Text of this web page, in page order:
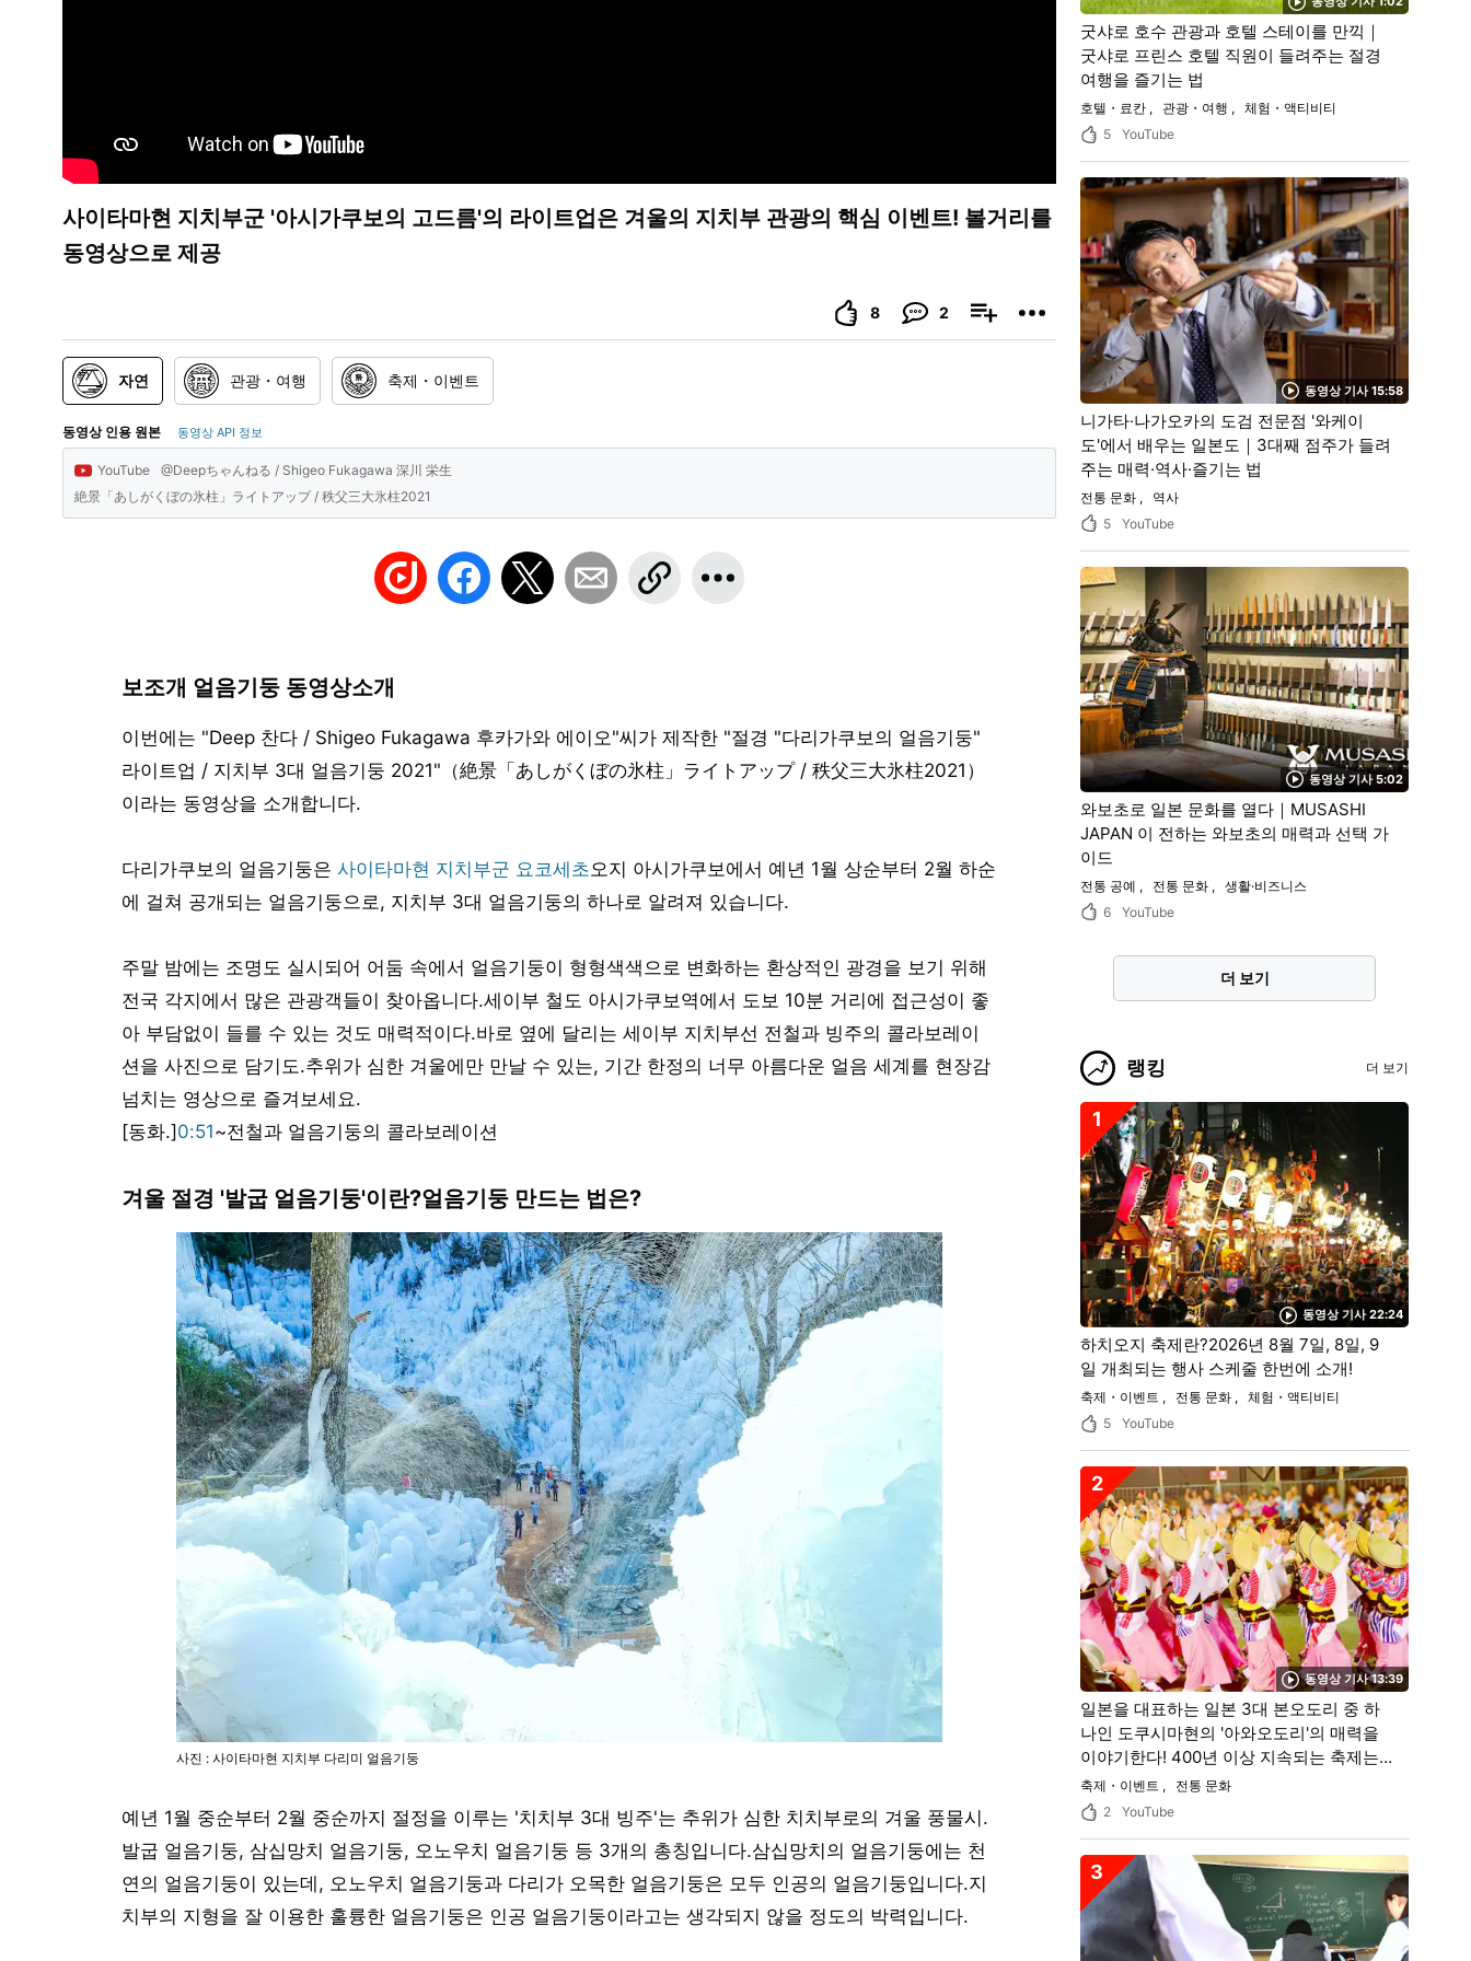
사이타마현 지치부군 '아시가쿠보의 고드름'의 라이트업은 겨울의 지치부 관광의 핵심 이벤트! 볼거리를
동영상으로 제공
8 2
자연 관광・여행 축제・이벤트
동영상 인용 원본 동영상 API 정보
YouTube
@Deepちゃんねる / Shigeo Fukagawa 深川 栄生
絶景「あしがくぼの氷柱」ライトアップ / 秩父三大氷柱2021
보조개 얼음기둥 동영상소개
이번에는 "Deep 찬다 / Shigeo Fukagawa 후카가와 에이오"씨가 제작한 "절경 "다리가쿠보의 얼음기둥"
라이트업 / 지치부 3대 얼음기둥 2021"（絶景「あしがくぼの氷柱」ライトアップ / 秩父三大氷柱2021）
이라는 동영상을 소개합니다.
다리가쿠보의 얼음기둥은 사이타마현 지치부군 요코세초오지 아시가쿠보에서 예년 1월 상순부터 2월 하순
에 걸쳐 공개되는 얼음기둥으로, 지치부 3대 얼음기둥의 하나로 알려져 있습니다.
주말 밤에는 조명도 실시되어 어둠 속에서 얼음기둥이 형형색색으로 변화하는 환상적인 광경을 보기 위해
전국 각지에서 많은 관광객들이 찾아옵니다.세이부 철도 아시가쿠보역에서 도보 10분 거리에 접근성이 좋
아 부담없이 들를 수 있는 것도 매력적이다.바로 옆에 달리는 세이부 지치부선 전철과 빙주의 콜라보레이
션을 사진으로 담기도.추위가 심한 겨울에만 만날 수 있는, 기간 한정의 너무 아름다운 얼음 세계를 현장감
넘치는 영상으로 즐겨보세요.
[동화.] 0:51~전철과 얼음기둥의 콜라보레이션
겨울 절경 '발굽 얼음기둥'이란?얼음기둥 만드는 법은?
사진 : 사이타마현 지치부 다리미 얼음기둥
예년 1월 중순부터 2월 중순까지 절정을 이루는 '치치부 3대 빙주'는 추위가 심한 치치부로의 겨울 풍물시.
발굽 얼음기둥, 삼십망치 얼음기둥, 오노우치 얼음기둥 등 3개의 총칭입니다.삼십망치의 얼음기둥에는 천
연의 얼음기둥이 있는데, 오노우치 얼음기둥과 다리가 오목한 얼음기둥은 모두 인공의 얼음기둥입니다.지
치부의 지형을 잘 이용한 훌륭한 얼음기둥은 인공 얼음기둥이라고는 생각되지 않을 정도의 박력입니다.
굿샤로 호수 관광과 호텔 스테이를 만끽｜
굿샤로 프린스 호텔 직원이 들려주는 절경
여행을 즐기는 법
호텔・료칸 관광・여행
체험・액티비티
5
YouTube
동영상 기사 15:58
니가타·나가오카의 도검 전문점 '와케이
도'에서 배우는 일본도｜3대째 점주가 들려
주는 매력·역사·즐기는 법
전통 문화
역사
5
YouTube
동영상 기사 5:02
와보초로 일본 문화를 열다｜MUSASHI
JAPAN 이 전하는 와보초의 매력과 선택 가
이드
전통 공예 전통 문화
생활·비즈니스
6
YouTube
더 보기
랭킹 더 보기
동영상 기사 22:24
1
하치오지 축제란?2026년 8월 7일, 8일, 9
일 개최되는 행사 스케줄 한번에 소개!
축제・이벤트 전통 문화
체험・액티비티
5
YouTube
동영상 기사 13:39
2
일본을 대표하는 일본 3대 본오도리 중 하
나인 도쿠시마현의 '아와오도리'의 매력을
이야기한다! 400년 이상 지속되는 축제는
무려 무희 10만 명, 방문객 100만 명의 일본
을 대표하는 축제였다!
축제・이벤트
전통 문화
2
YouTube
3